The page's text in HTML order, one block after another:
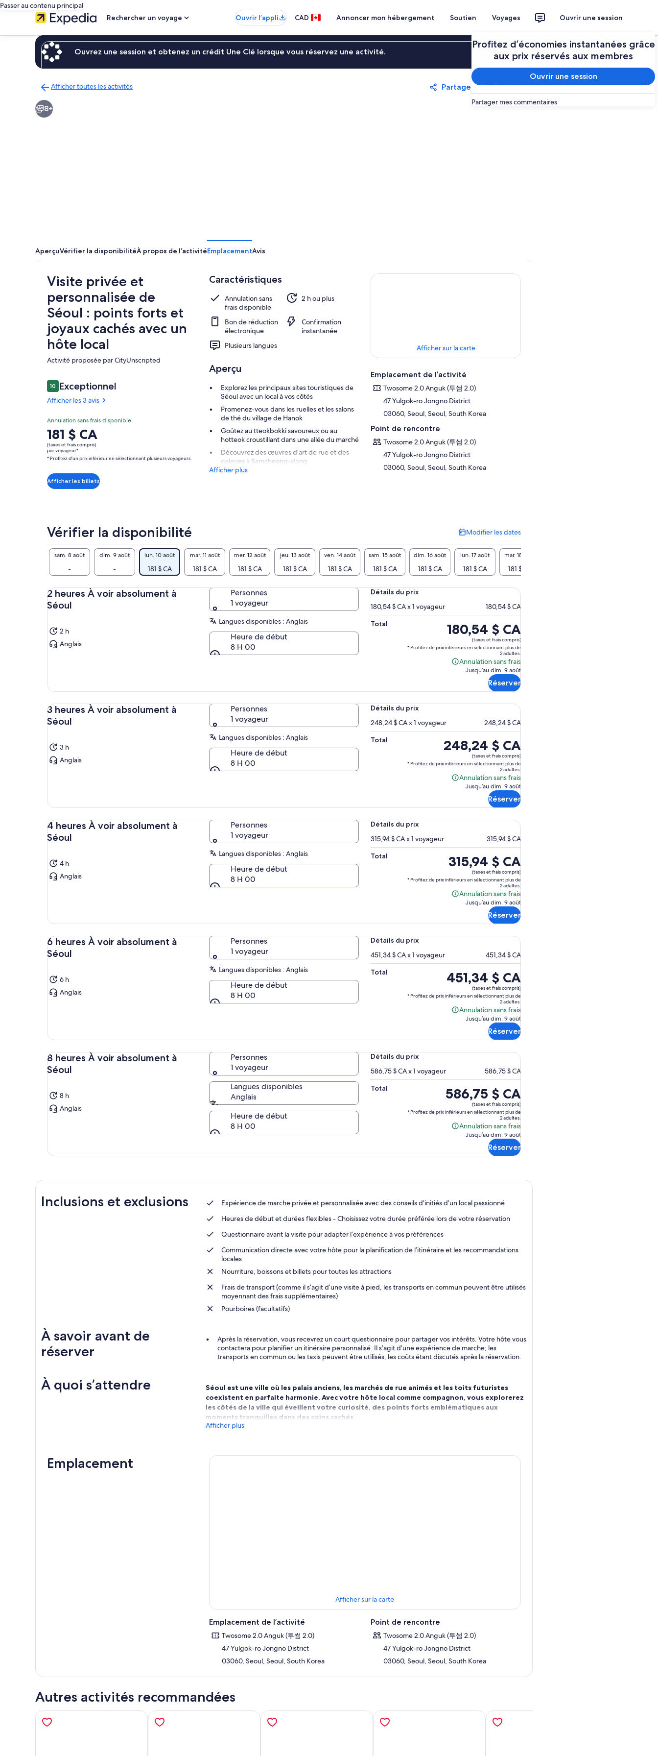
Passer au contenu principal
Rechercher un voyage
Ouvrir l’appli CAD Annoncer mon hébergement Soutien Voyages Ouvrir une session
Profitez d’économies instantanées grâce
aux prix réservés aux membres
Ouvrir une session
Partager mes commentaires
Ouvrez une session et obtenez un crédit Une Clé lorsque vous réservez une activité. Ouvrir une session
Afficher toutes les activités
à
la
Partager Enregistrer
8+
AperçuVérifier la disponibilitéÀ propos de l’activitéEmplacementAvis
Visite privée et
personnalisée de
Séoul : points forts et
joyaux cachés avec un
hôte local
Activité proposée par CityUnscripted
Avis
1010 sur 10 –
Exceptionnel
Afficher les 3 avis
10.010.0 sur 10
Exceptionnel
Afficher
les 3 avis
Annulation sans frais disponible
Le
prix
est
de 181 $ CA.
par
voyageur*
en
sélectionnant
plusieurs
181 $ CA
(taxes et frais compris)
par voyageur*
* Profitez d’un prix inférieur en sélectionnant plusieurs voyageurs.
Afficher les billets
Caractéristiques
Annulation sans
frais disponible
2 h ou plus
Bon de réduction
électronique
Confirmation
instantanée
Plusieurs langues
Aperçu
Explorez les principaux sites touristiques de
Séoul avec un local à vos côtés
Promenez-vous dans les ruelles et les salons
de thé du village de Hanok
Goûtez au tteokbokki savoureux ou au
hotteok croustillant dans une allée du marché
Découvrez des œuvres d’art de rue et des
galeries à Samcheong-dong
Afficher plus
Afficher sur la carte
Emplacement de l’activité
Twosome 2.0 Anguk (투썸 2.0)
47 Yulgok-ro Jongno District
03060, Seoul, Seoul, South Korea
Point de rencontre
Twosome 2.0 Anguk (투썸 2.0)
47 Yulgok-ro Jongno District
03060, Seoul, Seoul, South Korea
Vérifier la disponibilité Modifier les dates
Modifier
les
dates
sam. 8 août
-
dim. 9 août
-
lun. 10 août
181 $ CA
mar. 11 août
181 $ CA
mer. 12 août
181 $ CA
jeu. 13 août
181 $ CA
ven. 14 août
181 $ CA
sam. 15 août
181 $ CA
dim. 16 août
181 $ CA
lun. 17 août
181 $ CA
mar. 18 août
181 $ CA
2 heures À voir absolument à
Séoul
2 h
Anglais
Personnes
1 voyageur
Langues disponibles : Anglais
Heure de début
8 H 00
Détails du prix
180,54 $ CA x 1 voyageur
180,54 $ CA
Total
Le
prix
est
de 180,54 $ CA.
180,54 $ CA
(taxes et frais compris)
* Profitez de prix inférieurs en sélectionnant plus de
2 adultes.
Annulation sans frais
Annulation
Jusqu’au dim. 9 août
Réserver
3 heures À voir absolument à
Séoul
3 h
Anglais
Personnes
1 voyageur
Langues disponibles : Anglais
Heure de début
8 H 00
Détails du prix
248,24 $ CA x 1 voyageur
248,24 $ CA
Total
Le
prix
est
de 248,24 $ CA.
248,24 $ CA
(taxes et frais compris)
* Profitez de prix inférieurs en sélectionnant plus de
2 adultes.
Annulation sans frais
Annulation
Jusqu’au dim. 9 août
Réserver
4 heures À voir absolument à
Séoul
4 h
Anglais
Personnes
1 voyageur
Langues disponibles : Anglais
Heure de début
8 H 00
Détails du prix
315,94 $ CA x 1 voyageur
315,94 $ CA
Total
Le
prix
est
de 315,94 $ CA.
315,94 $ CA
(taxes et frais compris)
* Profitez de prix inférieurs en sélectionnant plus de
2 adultes.
Annulation sans frais
Annulation
Jusqu’au dim. 9 août
Réserver
6 heures À voir absolument à
Séoul
6 h
Anglais
Personnes
1 voyageur
Langues disponibles : Anglais
Heure de début
8 H 00
Détails du prix
451,34 $ CA x 1 voyageur
451,34 $ CA
Total
Le
prix
est
de 451,34 $ CA.
451,34 $ CA
(taxes et frais compris)
* Profitez de prix inférieurs en sélectionnant plus de
2 adultes.
Annulation sans frais
Annulation
Jusqu’au dim. 9 août
Réserver
8 heures À voir absolument à
Séoul
8 h
Anglais
Personnes
1 voyageur
Langues disponibles
Anglais
Heure de début
8 H 00
Détails du prix
586,75 $ CA x 1 voyageur
586,75 $ CA
Total
Le
prix
est
de 586,75 $ CA.
586,75 $ CA
(taxes et frais compris)
* Profitez de prix inférieurs en sélectionnant plus de
2 adultes.
Annulation sans frais
Annulation
Jusqu’au dim. 9 août
Réserver
Inclusions et exclusions
Expérience de marche privée et personnalisée avec des conseils d’initiés d’un local passionné
Heures de début et durées flexibles - Choisissez votre durée préférée lors de votre réservation
Questionnaire avant la visite pour adapter l’expérience à vos préférences
Communication directe avec votre hôte pour la planification de l’itinéraire et les recommandations
locales
Nourriture, boissons et billets pour toutes les attractions
Frais de transport (comme il s’agit d’une visite à pied, les transports en commun peuvent être utilisés
moyennant des frais supplémentaires)
Pourboires (facultatifs)
À savoir avant de
réserver
Après la réservation, vous recevrez un court questionnaire pour partager vos intérêts. Votre hôte vous
contactera pour planifier un itinéraire personnalisé. Il s’agit d’une expérience de marche; les
transports en commun ou les taxis peuvent être utilisés, les coûts étant discutés après la réservation.
À quoi s’attendre
Séoul est une ville où les palais anciens, les marchés de rue animés et les toits futuristes
coexistent en parfaite harmonie. Avec votre hôte local comme compagnon, vous explorerez
les côtés de la ville qui éveillent votre curiosité, des points forts emblématiques aux
moments tranquilles dans des coins cachés.
Cette expérience privée et personnalisée est entièrement façonnée en fonction de votre
les galeries indépendantes et l’art de rue à Samcheong-dong. Vous voulez magasiner.
Afficher plus
Emplacement
Afficher sur la carte
Emplacement de l’activité
Twosome 2.0 Anguk (투썸 2.0)
47 Yulgok-ro Jongno District
03060, Seoul, Seoul, South Korea
Point de rencontre
Twosome 2.0 Anguk (투썸 2.0)
47 Yulgok-ro Jongno District
03060, Seoul, Seoul, South Korea
Autres activités recommandées